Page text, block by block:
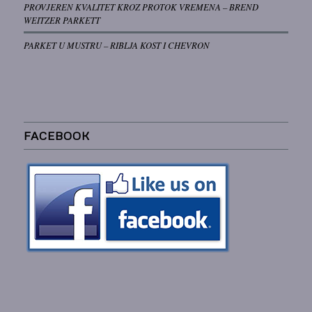
PROVJEREN KVALITET KROZ PROTOK VREMENA – BREND
WEITZER PARKETT
PARKET U MUSTRU – RIBLJA KOST I CHEVRON
FACEBOOK